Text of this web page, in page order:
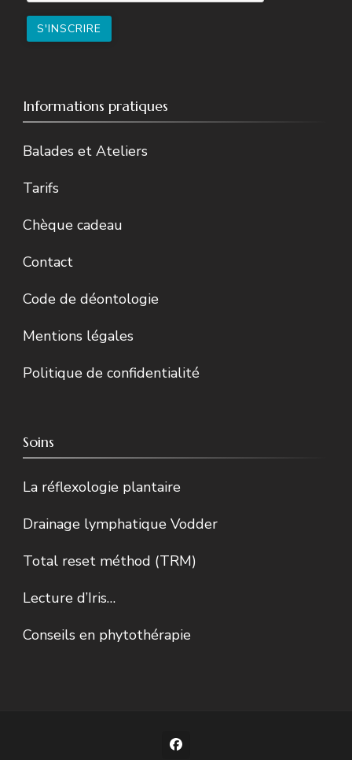
Informations pratiques
Balades et Ateliers
Tarifs
Chèque cadeau
Contact
Code de déontologie
Mentions légales
Politique de confidentialité
Soins
La réflexologie plantaire
Drainage lymphatique Vodder
Total reset méthod (TRM)
Lecture d’Iris…
Conseils en phytothérapie